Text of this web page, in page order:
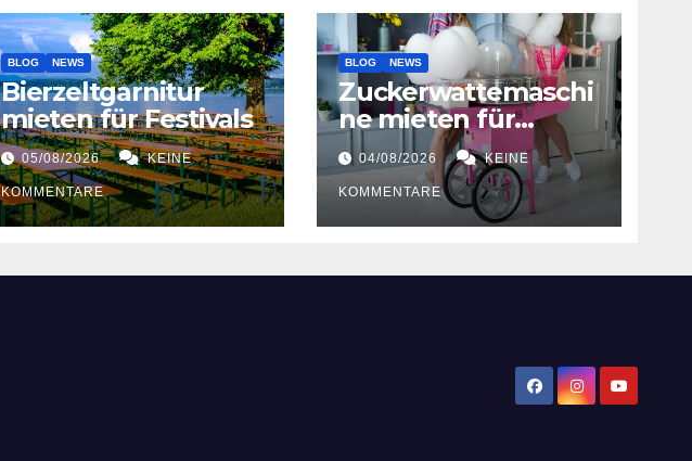
BLOG NEWS
Bierzeltgarnitur
mieten für Festivals
05/08/2026 KEINE
KOMMENTARE
BLOG NEWS
Zuckerwattemaschi
ne mieten für
Hochzeiten
04/08/2026 KEINE
KOMMENTARE